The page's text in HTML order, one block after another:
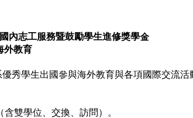
內志工服務暨鼓勵學生進修獎學金
外教育
秀學生出國參與海外教育與各項國際交流活
含雙學位、交換、訪問）。